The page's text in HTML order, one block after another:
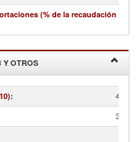
(% de la recaudación
Y OTROS
: